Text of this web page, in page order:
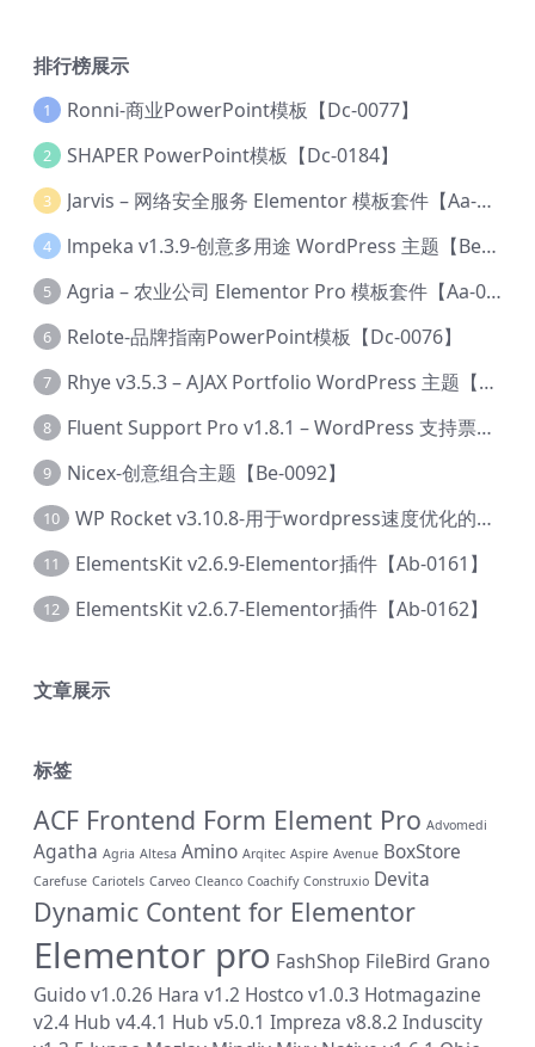
排行榜展示
1 Ronni-商业PowerPoint模板【Dc-0077】
2 SHAPER PowerPoint模板【Dc-0184】
3 Jarvis – 网络安全服务 Elementor 模板套件【Aa-0035】
4 lmpeka v1.3.9-创意多用途 WordPress 主题【Be-0064】
5 Agria – 农业公司 Elementor Pro 模板套件【Aa-0003】
6 Relote-品牌指南PowerPoint模板【Dc-0076】
7 Rhye v3.5.3 – AJAX Portfolio WordPress 主题【Bi-0049】
8 Fluent Support Pro v1.8.1 – WordPress 支持票务系统【Cc-0041】
9 Nicex-创意组合主题【Be-0092】
10 WP Rocket v3.10.8-用于wordpress速度优化的缓存加速插件【Cd-0019】
11 ElementsKit v2.6.9-Elementor插件【Ab-0161】
12 ElementsKit v2.6.7-Elementor插件【Ab-0162】
文章展示
标签
ACF Frontend Form Element Pro Advomedi
Agatha Agria Altesa Amino Arqitec Aspire Avenue BoxStore
Carefuse Cariotels Carveo Cleanco Coachify Construxio Devita
Dynamic Content for Elementor
Elementor pro FashShop FileBird Grano
Guido v1.0.26 Hara v1.2 Hostco v1.0.3 Hotmagazine
v2.4 Hub v4.4.1 Hub v5.0.1 Impreza v8.8.2 Induscity